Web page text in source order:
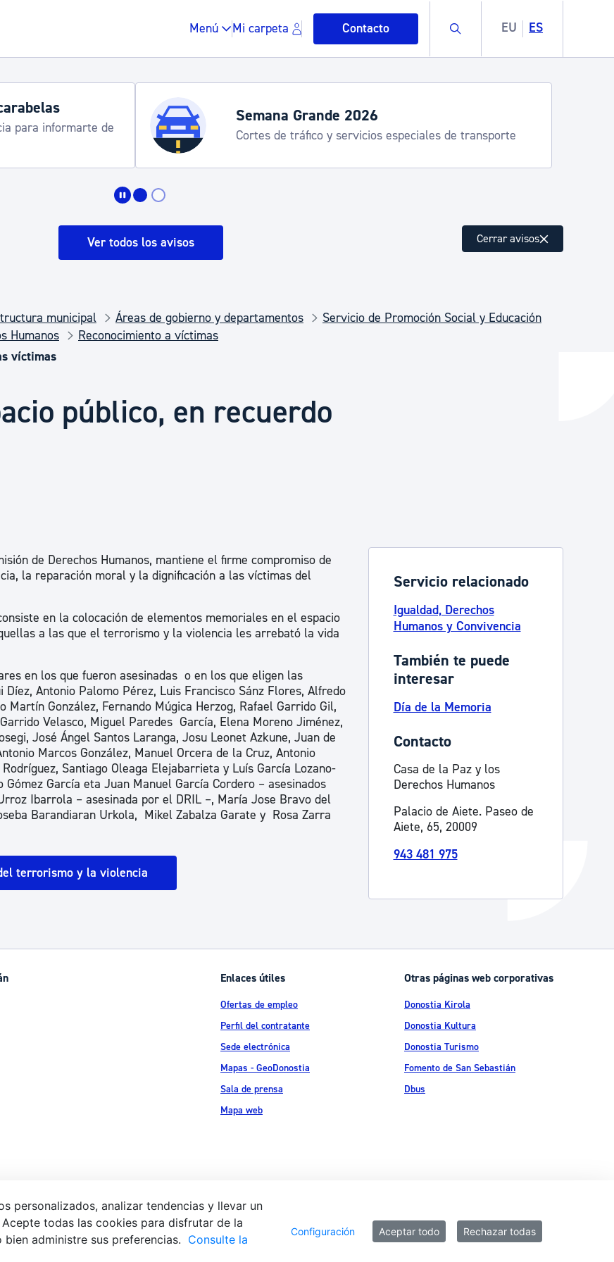
Menú Mi carpeta Contacto Buscar EU ES
Espacio público, residuos y medioambiente
Euskera
Igualdad, Derechos Humanos y convivencia
Administración municipal
Tablón de anuncios oficiales
Calendario fiscal
Portal de transparencia
Catálogo de trámites
Ayuda a la tramitación
para informarte de
Semana Grande 2026
Cortes de tráfico y servicios especiales de transporte
Ver todos los avisos Cerrar avisos
municipal Áreas de gobierno y departamentos
Servicio de Promoción Social y Educación
Humanos
Reconocimiento a víctimas
víctimas
público, en recuerdo
de Derechos Humanos, mantiene el firme compromiso de
la reparación moral y la dignificación a las víctimas del
en la colocación de elementos memoriales en el espacio
a las que el terrorismo y la violencia les arrebató la vida
en los que fueron asesinadas o en los que eligen las
Antonio Palomo Pérez, Luis Francisco Sánz Flores, Alfredo
Martín González, Fernando Múgica Herzog, Rafael Garrido Gil,
Velasco, Miguel Paredes García, Elena Moreno Jiménez,
José Ángel Santos Laranga, Josu Leonet Azkune, Juan de
Marcos González, Manuel Orcera de la Cruz, Antonio
Santiago Oleaga Elejabarrieta y Luís García Lozano-
García eta Juan Manuel García Cordero – asesinados
Ibarrola – asesinada por el DRIL –, María Jose Bravo del
Barandiaran Urkola, Mikel Zabalza Garate y Rosa Zarra
terrorismo y la violencia
Servicio relacionado
Igualdad, Derechos
Humanos y Convivencia
También te puede
interesar
Día de la Memoria
Contacto
Casa de la Paz y los
Derechos Humanos
Palacio de Aiete. Paseo de
Aiete, 65, 20009
943 481 975
Enlaces útiles
Ofertas de empleo
Perfil del contratante
Sede electrónica
Mapas - GeoDonostia
Sala de prensa
Mapa web
Otras páginas web corporativas
Donostia Kirola
Donostia Kultura
Donostia Turismo
Fomento de San Sebastián
Dbus
1,
Aviso legal Política de privacidad Política de cookies Declaración de accesibilidad
personalizados, analizar tendencias y llevar un
todas las cookies para disfrutar de la
administre sus preferencias. Consulte la
Configuración Aceptar todo Rechazar todas